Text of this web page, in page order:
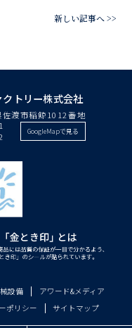
新しい記事へ >>
トリー株式会社
渡市稲鯨1012番地
GoogleMapで見る
設備
アワード&メディア
ポリシー サイトマップ